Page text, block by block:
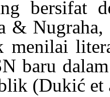
bersifat
& Nugraha,
menilai
baru
(Dukić et